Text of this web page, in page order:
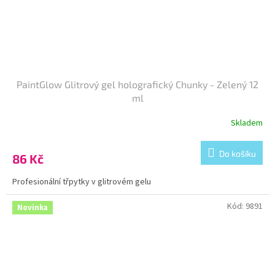
PaintGlow Glitrový gel holografický Chunky - Zelený 12
ml
Skladem
86 Kč Do košíku
Profesionální třpytky v glitrovém gelu
Novinka Kód: 9891